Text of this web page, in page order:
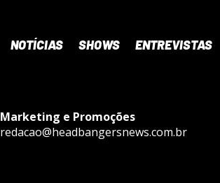
NOTÍCIAS SHOWS ENTREVISTAS
Marketing e Promoções
redacao@headbangersnews.com.br